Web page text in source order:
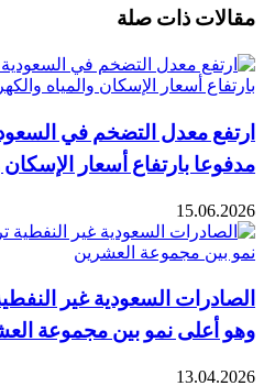
البريد
مقالات ذات صلة
مدفوعا بارتفاع أسعار الإسكان
15.06.2026
وهو أعلى نمو بين مجموعة
13.04.2026